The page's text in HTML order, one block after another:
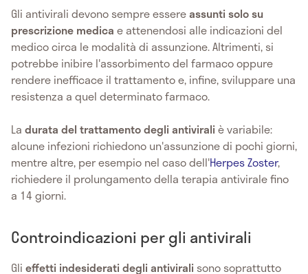
Gli antivirali devono sempre essereassunti solo su
prescrizione medica e attenendosi alle indicazioni del
medico circa le modalità di assunzione. Altrimenti, si
potrebbe inibire l'assorbimento del farmaco oppure
rendere inefficace il trattamento e, infine, sviluppare una
resistenza a quel determinato farmaco.
La durata del trattamento degli antiviraliè variabile:
alcune infezioni richiedono un'assunzione di pochi giorni,
mentre altre, per esempio nel caso dell'Herpes Zoster,
richiedere il prolungamento della terapia antivirale fino
a 14 giorni.
Controindicazioni per gli antivirali
Gli effetti indesiderati degli antivirali sono soprattutto